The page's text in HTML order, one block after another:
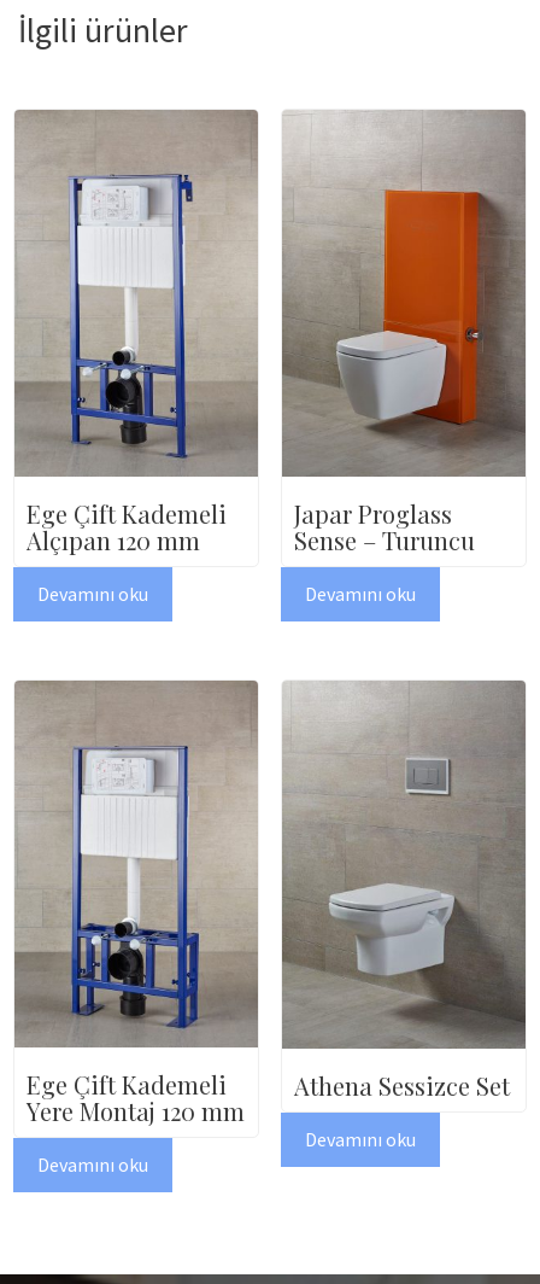
İlgili ürünler
Ege Çift Kademeli
Alçıpan 120 mm
Devamını oku
Japar Proglass
Sense – Turuncu
Devamını oku
Ege Çift Kademeli
Yere Montaj 120 mm
Devamını oku
Athena Sessizce Set
Devamını oku